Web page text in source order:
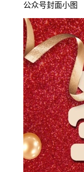
公众号封面小图